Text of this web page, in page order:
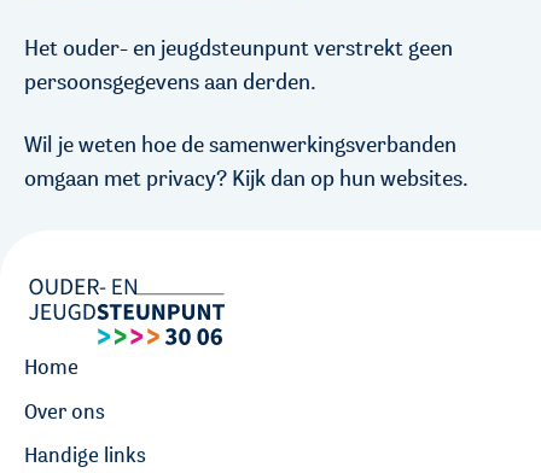
Het ouder- en jeugdsteunpunt verstrekt geen
persoonsgegevens aan derden.
Wil je weten hoe de samenwerkingsverbanden
omgaan met privacy? Kijk dan op hun websites.
Home
Over ons
Handige links